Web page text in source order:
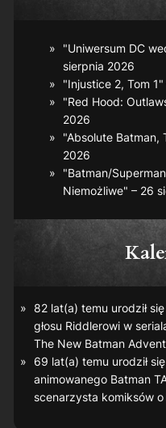
"Uniwersum DC
sierpnia 2026
"Injustice 2, Tom
"Red Hood:
2026
"Absolute Batman,
2026
"Batman/
Niemożliwe" – 26
82 lat(a) temu urodził
głosu Riddlerowi w
The New Batman
69 lat(a) temu urodził
animowanego Batman
scenarzysta komiksów o